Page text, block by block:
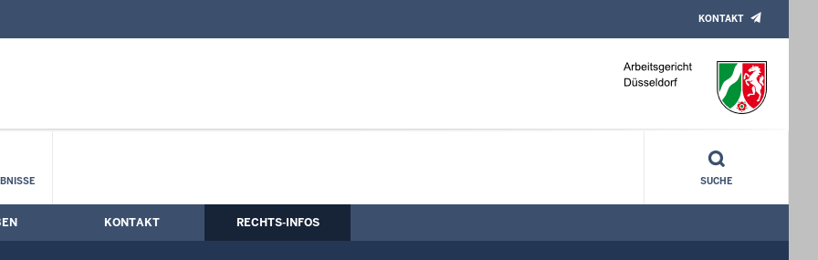
Kontaktformular
KONTAKT
SUCHE
KONTAKT RECHTS-INFOS